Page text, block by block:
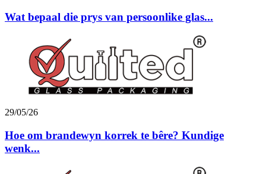
Wat bepaal die prys van persoonlike glas...
29/05/26
Hoe om brandewyn korrek te bêre? Kundige
wenk...